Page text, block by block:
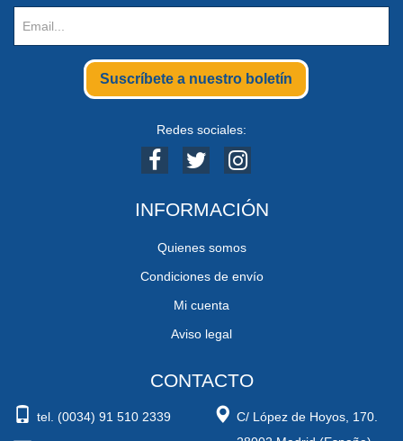
Suscríbete a nuestro boletín
Redes sociales:
INFORMACIÓN
Quienes somos
Condiciones de envío
Mi cuenta
Aviso legal
CONTACTO
tel. (0034) 91 510 2339
C/ López de Hoyos, 170.